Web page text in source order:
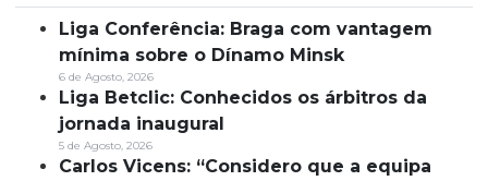
Liga Conferência: Braga com vantagem
mínima sobre o Dínamo Minsk
6 de Agosto, 2026
Liga Betclic: Conhecidos os árbitros da
jornada inaugural
5 de Agosto, 2026
Carlos Vicens: “Considero que a equipa